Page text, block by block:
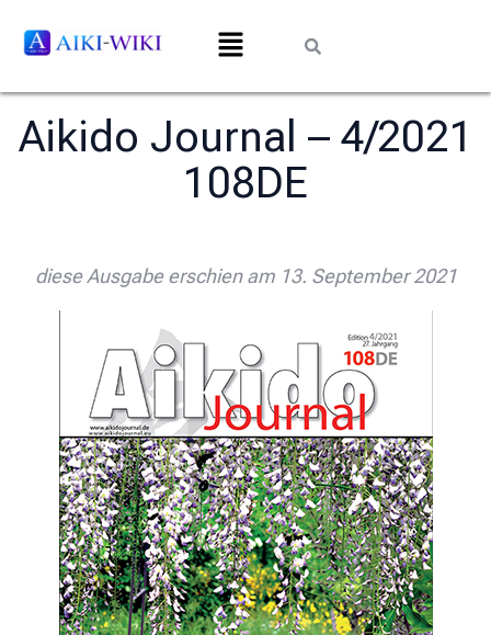
Aikido Journal – 4/2021
108DE
diese Ausgabe erschien am 13. September 2021